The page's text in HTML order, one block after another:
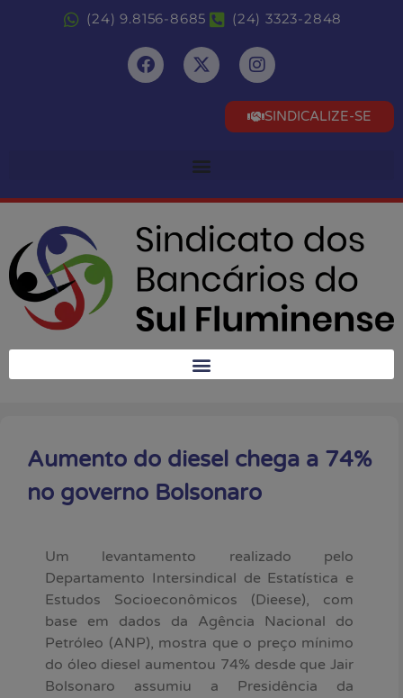
(24) 9.8156-8685 (24) 3323-2848
SINDICALIZE-SE
Aumento do diesel chega a 74%
no governo Bolsonaro
Um levantamento realizado pelo
Departamento Intersindical de Estatística e
Estudos Socioeconômicos (Dieese), com
base em dados da Agência Nacional do
Petróleo (ANP), mostra que o preço mínimo
do óleo diesel aumentou 74% desde que Jair
Bolsonaro assumiu a Presidência da